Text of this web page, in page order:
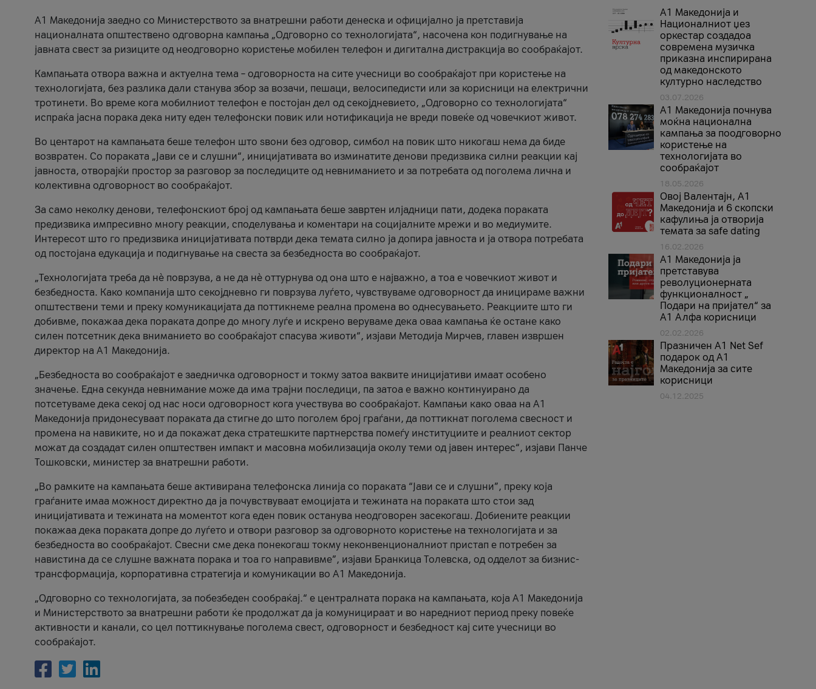
A1 Македонија заедно со Министерството за внатрешни работи денеска и официјално ја претставија
националната општествено одговорна кампања „Одговорно со технологијата“, насочена кон подигнување на
јавната свест за ризиците од неодговорно користење мобилен телефон и дигитална дистракција во сообраќајот.
Кампањата отвора важна и актуелна тема – одговорноста на сите учесници во сообраќајот при користење на
технологијата, без разлика дали станува збор за возачи, пешаци, велосипедисти или за корисници на електрични
тротинети. Во време кога мобилниот телефон е постојан дел од секојдневието, „Одговорно со технологијата“
испраќа јасна порака дека ниту еден телефонски повик или нотификација не вреди повеќе од човечкиот живот.
Во центарот на кампањата беше телефон што ѕвони без одговор, симбол на повик што никогаш нема да биде
возвратен. Со пораката „Јави се и слушни“, иницијативата во изминатите денови предизвика силни реакции кај
јавноста, отворајќи простор за разговор за последиците од невниманието и за потребата од поголема лична и
колективна одговорност во сообраќајот.
За само неколку денови, телефонскиот број од кампањата беше завртен илјадници пати, додека пораката
предизвика импресивно многу реакции, споделувања и коментари на социјалните мрежи и во медиумите.
Интересот што го предизвика иницијативата потврди дека темата силно ја допира јавноста и ја отвора потребата
од постојана едукација и подигнување на свеста за безбедноста во сообраќајот.
„Технологијата треба да нè поврзува, а не да нè оттурнува од она што е најважно, а тоа е човечкиот живот и
безбедноста. Како компанија што секојдневно ги поврзува луѓето, чувствуваме одговорност да иницираме важни
општествени теми и преку комуникацијата да поттикнеме реална промена во однесувањето. Реакциите што ги
добивме, покажаа дека пораката допре до многу луѓе и искрено веруваме дека оваа кампања ќе остане како
силен потсетник дека вниманието во сообраќајот спасува животи“, изјави Методија Мирчев, главен извршен
директор на А1 Македонија.
„Безбедноста во сообраќајот е заедничка одговорност и токму затоа ваквите иницијативи имаат особено
значење. Една секунда невнимание може да има трајни последици, па затоа е важно континуирано да
потсетуваме дека секој од нас носи одговорност кога учествува во сообраќајот. Кампањи како оваа на A1
Македонија придонесуваат пораката да стигне до што поголем број граѓани, да поттикнат поголема свесност и
промена на навиките, но и да покажат дека стратешките партнерства помеѓу институциите и реалниот сектор
можат да создадат силен општествен импакт и масовна мобилизација околу теми од јавен интерес“, изјави Панче
Тошковски, министер за внатрешни работи.
„Во рамките на кампањата беше активирана телефонска линија со пораката “Јави се и слушни”, преку која
граѓаните имаа можност директно да ја почувствуваат емоцијата и тежината на пораката што стои зад
иницијативата и тежината на моментот кога еден повик останува неодговорен засекогаш. Добиените реакции
покажаа дека пораката допре до луѓето и отвори разговор за одговорното користење на технологијата и за
безбедноста во сообраќајот. Свесни сме дека понекогаш токму неконвенционалниот пристап е потребен за
навистина да се слушне важната порака и тоа го направивме”, изјави Бранкица Толевска, од одделот за бизнис-
трансформација, корпоративна стратегија и комуникации во А1 Македонија.
„Одговорно со технологијата, за побезбеден сообраќај.“ е централната порака на кампањата, која A1 Македонија
и Министерството за внатрешни работи ќе продолжат да ја комуницираат и во наредниот период преку повеќе
активности и канали, со цел поттикнување поголема свест, одговорност и безбедност кај сите учесници во
сообраќајот.
А1 Македонија и
Националниот џез
оркестар создадоа
современа музичка
приказна инспирирана
од македонското
културно наследство
03.07.2026
A1 Македонија почнува
моќна национална
кампања за поодговорно
користење на
технологијата во
сообраќајот
18.05.2026
Овој Валентајн, A1
Македонија и 6 скопски
кафулиња ја отворија
темата за safe dating
16.02.2026
А1 Македонија ја
претставува
револуционерната
функционалност „
Подари на пријател“ за
А1 Алфа корисници
02.02.2026
Празничен A1 Net Sеf
подарок од А1
Македонија за сите
корисници
04.12.2025